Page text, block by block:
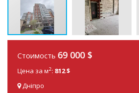
Стоимость 69 000 $
Цена за м2: 812 $
Дніпро